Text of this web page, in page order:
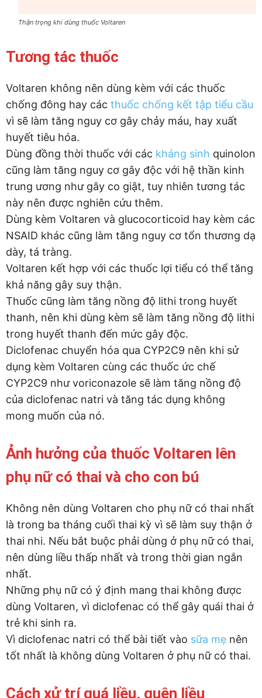
Thận trọng khi dùng thuốc Voltaren
Tương tác thuốc
Voltaren không nên dùng kèm với các thuốc
chống đông hay các thuốc chống kết tập tiểu cầu
vì sẽ làm tăng nguy cơ gây chảy máu, hay xuất
huyết tiêu hóa.
Dùng đồng thời thuốc với các kháng sinh quinolon
cũng làm tăng nguy cơ gây độc với hệ thần kinh
trung ương như gây co giật, tuy nhiên tương tác
này nên được nghiên cứu thêm.
Dùng kèm Voltaren và glucocorticoid hay kèm các
NSAID khác cũng làm tăng nguy cơ tổn thương dạ
dày, tá tràng.
Voltaren kết hợp với các thuốc lợi tiểu có thể tăng
khả năng gây suy thận.
Thuốc cũng làm tăng nồng độ lithi trong huyết
thanh, nên khi dùng kèm sẽ làm tăng nồng độ lithi
trong huyết thanh đến mức gây độc.
Diclofenac chuyển hóa qua CYP2C9 nên khi sử
dụng kèm Voltaren cùng các thuốc ức chế
CYP2C9 như voriconazole sẽ làm tăng nồng độ
của diclofenac natri và tăng tác dụng không
mong muốn của nó.
Ảnh hưởng của thuốc Voltaren lên
phụ nữ có thai và cho con bú
Không nên dùng Voltaren cho phụ nữ có thai nhất
là trong ba tháng cuối thai kỳ vì sẽ làm suy thận ở
thai nhi. Nếu bắt buộc phải dùng ở phụ nữ có thai,
nên dùng liều thấp nhất và trong thời gian ngắn
nhất.
Những phụ nữ có ý định mang thai không được
dùng Voltaren, vì diclofenac có thể gây quái thai ở
trẻ khi sinh ra.
Vì diclofenac natri có thể bài tiết vào sữa mẹ nên
tốt nhất là không dùng Voltaren ở phụ nữ có thai.
Cách xử trí quá liều, quên liều